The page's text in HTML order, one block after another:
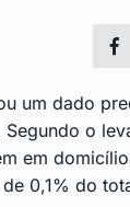
um dado
o
em
0,1% do